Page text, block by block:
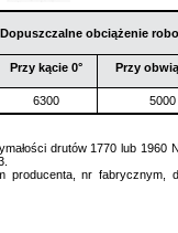
Dopuszczalne obciążenie
Przy kącie 0° Przy
6300 5000
drutów 1770 lub 1960
producenta, nr fabrycznym,